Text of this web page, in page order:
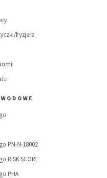
fryzjera
PN-N-18002
RISK SCORE
PHA